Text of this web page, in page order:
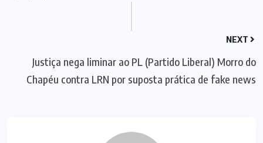
NEXT
Justiça nega liminar ao PL (Partido Liberal) Morro do
Chapéu contra LRN por suposta prática de fake news